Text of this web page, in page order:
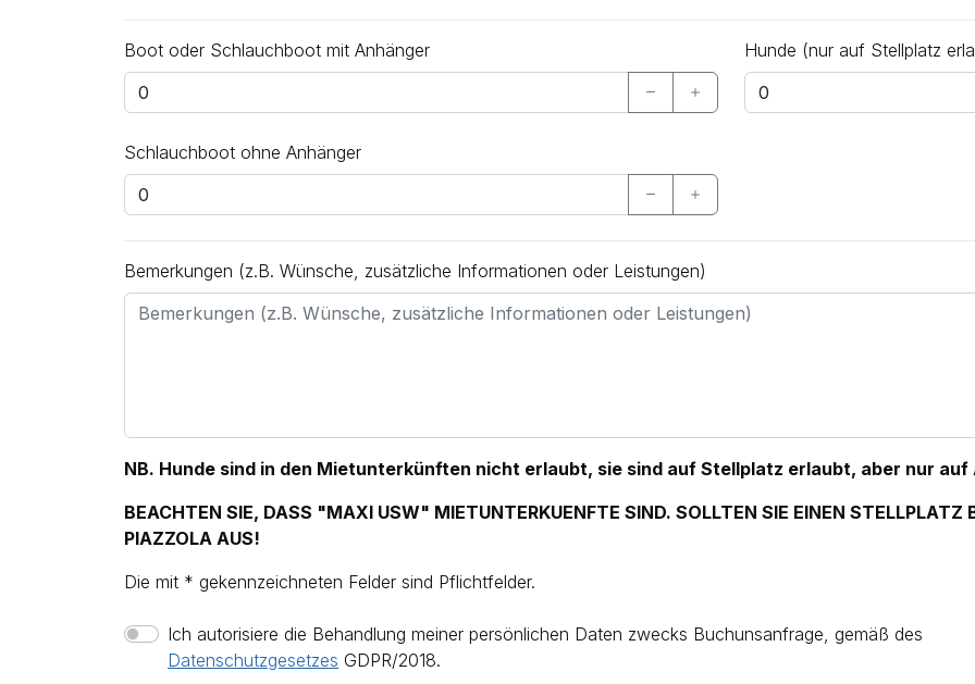
Boot oder Schlauchboot mit Anhänger
Schlauchboot ohne Anhänger
Hunde (nur auf Stellplatz
Bemerkungen (z.B. Wünsche, zusätzliche Informationen oder Leistungen)
NB. Hunde sind in den Mietunterkünften nicht erlaubt, sie sind auf Stellplatz erlaubt, aber nur
BEACHTEN SIE, DASS "MAXI USW" MIETUNTERKUENFTE SIND. SOLLTEN SIE EINEN STELLPLATZ
PIAZZOLA AUS!
Die mit * gekennzeichneten Felder sind Pflichtfelder.
Ich autorisiere die Behandlung meiner persönlichen Daten zwecks Buchunsanfrage, gemäß des
Datenschutzgesetzes GDPR/2018.